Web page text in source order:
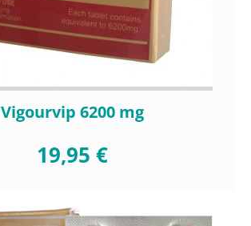
Vigourvip 6200 mg
19,95 €